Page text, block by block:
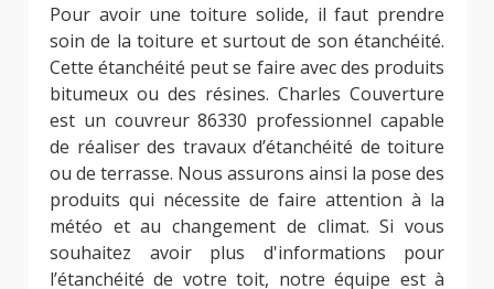
Pour avoir une toiture solide, il faut prendre
soin de la toiture et surtout de son étanchéité.
Cette étanchéité peut se faire avec des produits
bitumeux ou des résines. Charles Couverture
est un couvreur 86330 professionnel capable
de réaliser des travaux d’étanchéité de toiture
ou de terrasse. Nous assurons ainsi la pose des
produits qui nécessite de faire attention à la
météo et au changement de climat. Si vous
souhaitez avoir plus d'informations pour
l’étanchéité de votre toit, notre équipe est à